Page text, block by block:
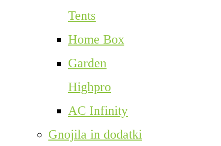
Tents
Home Box
Garden
Highpro
AC Infinity
Gnojila in dodatki